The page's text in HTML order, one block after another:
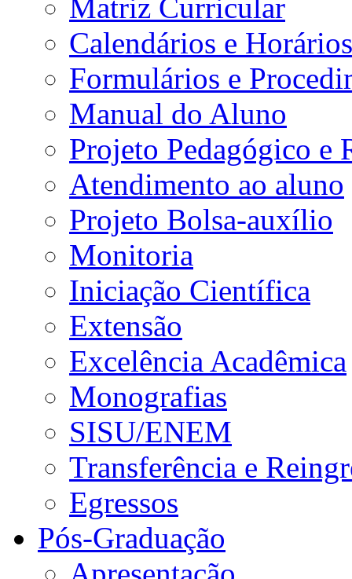
Matriz Curricular
Calendários e Horários
Formulários e
Manual do Aluno
Projeto Pedagógico e
Atendimento ao aluno
Projeto Bolsa-auxílio
Monitoria
Iniciação Científica
Extensão
Excelência Acadêmica
Monografias
SISU/ENEM
Transferência e
Egressos
Pós-Graduação